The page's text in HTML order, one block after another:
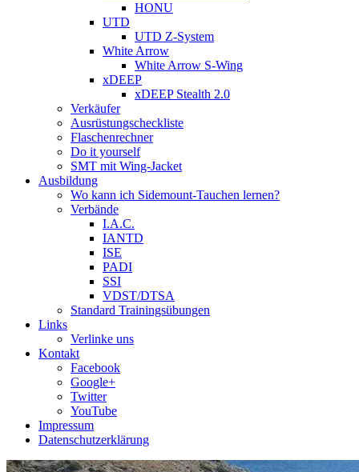
HONU
UTD
UTD Z-System
White Arrow
White Arrow S-Wing
xDEEP
xDEEP Stealth 2.0
Verkäufer
Ausrüstungscheckliste
Flaschenrechner
Do it yourself
SMT mit Wing-Jacket
Ausbildung
Wo kann ich Sidemount-Tauchen lernen?
Verbände
I.A.C.
IANTD
ISE
PADI
SSI
VDST/DTSA
Standard Trainingsübungen
Links
Verlinke uns
Kontakt
Facebook
Google+
Twitter
YouTube
Impressum
Datenschutzerklärung